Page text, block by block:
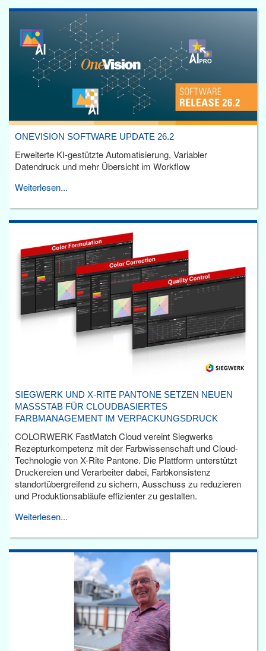
ONEVISION SOFTWARE UPDATE 26.2
Erweiterte KI-gestützte Automatisierung, Variabler
Datendruck und mehr Übersicht im Workflow
Weiterlesen...
SIEGWERK UND X-RITE PANTONE SETZEN NEUEN
MASSSTAB FÜR CLOUDBASIERTES F
ARBMANAGEMENT IM VERPACKUNGSDRUCK
COLORWERK FastMatch Cloud vereint Siegwerks
Rezepturkompetenz mit der Farbwissenschaft und Cloud-
Technologie von X-Rite Pantone. Die Plattform unterstützt
Druckereien und Verarbeiter dabei, Farbkonsistenz
standortübergreifend zu sichern, Ausschuss zu reduzieren
und Produktionsabläufe effizienter zu gestalten.
Weiterlesen...